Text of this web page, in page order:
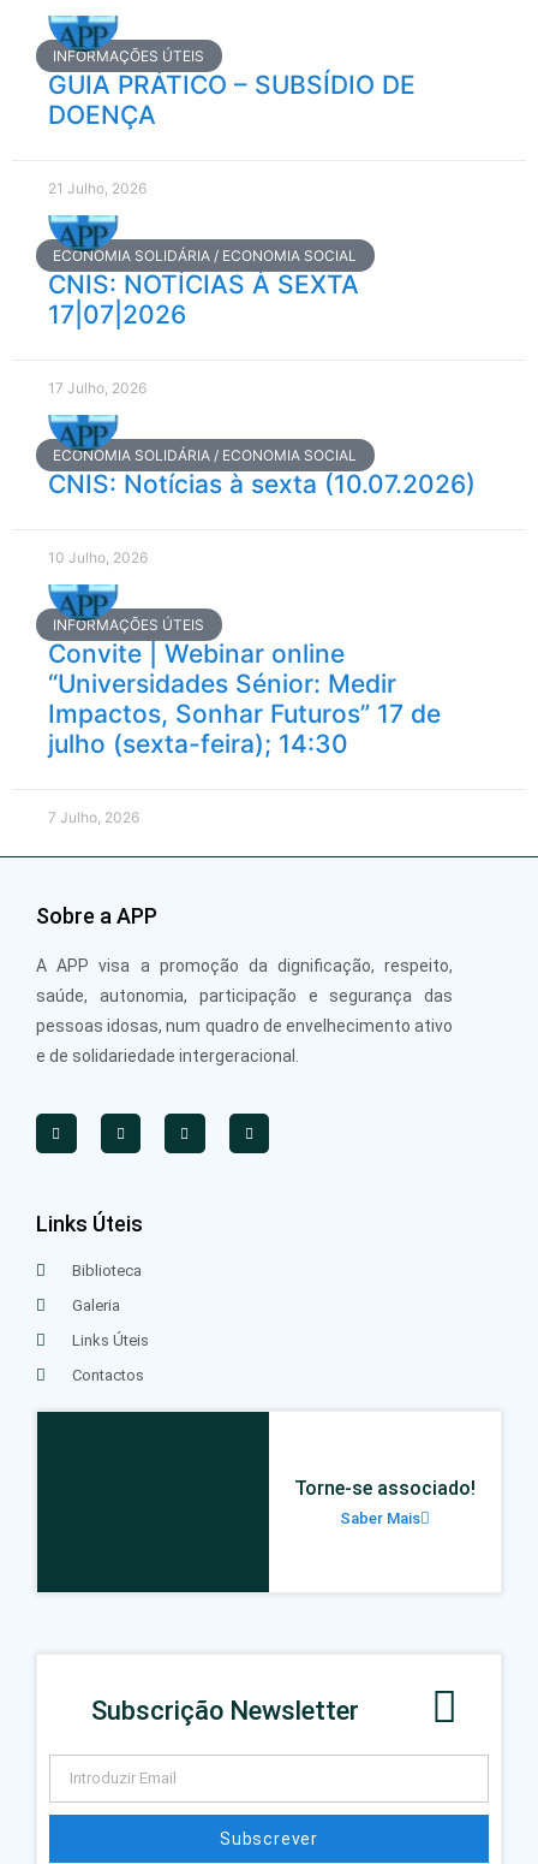
INFORMAÇÕES ÚTEIS
GUIA PRÁTICO – SUBSÍDIO DE
DOENÇA
21 Julho, 2026
ECONOMIA SOLIDÁRIA / ECONOMIA SOCIAL
CNIS: NOTÍCIAS À SEXTA
17|07|2026
17 Julho, 2026
ECONOMIA SOLIDÁRIA / ECONOMIA SOCIAL
CNIS: Notícias à sexta (10.07.2026)
10 Julho, 2026
INFORMAÇÕES ÚTEIS
Convite | Webinar online
“Universidades Sénior: Medir
Impactos, Sonhar Futuros” 17 de
julho (sexta-feira); 14:30
7 Julho, 2026
Sobre a APP
A APP visa a promoção da dignificação, respeito,
saúde, autonomia, participação e segurança das
pessoas idosas, num quadro de envelhecimento ativo
e de solidariedade intergeracional.
Links Úteis
Biblioteca
Galeria
Links Úteis
Contactos
Torne-se associado!
Saber Mais
Subscrição Newsletter
Subscrever